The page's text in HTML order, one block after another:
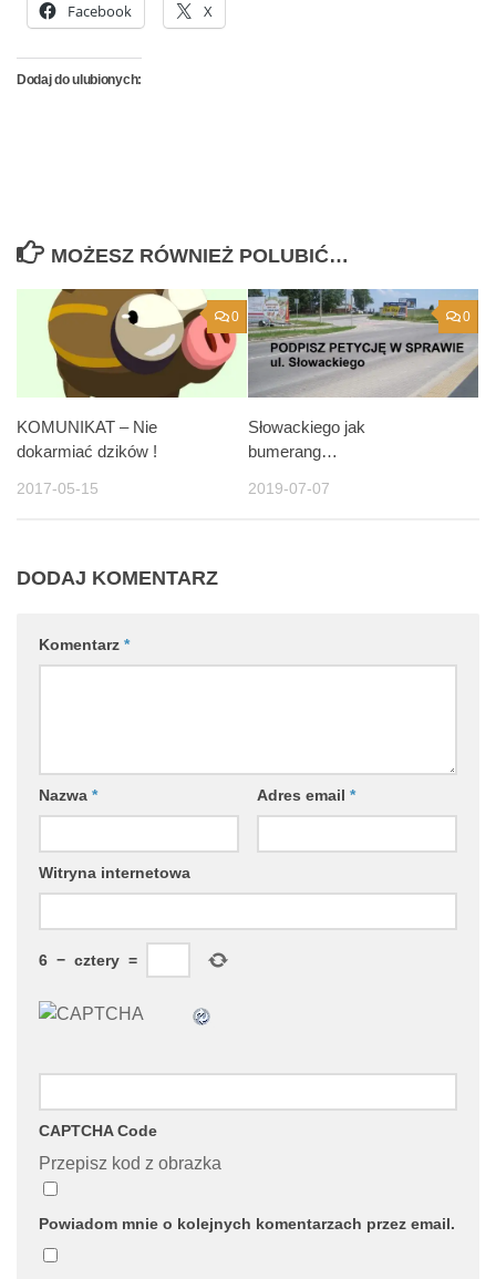
Facebook X
Dodaj do ulubionych:
MOŻESZ RÓWNIEŻ POLUBIĆ…
0
KOMUNIKAT – Nie
dokarmiać dzików !
2017-05-15
0
Słowackiego jak
bumerang…
2019-07-07
DODAJ KOMENTARZ
Komentarz *
Nazwa * Adres email *
Witryna internetowa
6 − cztery =
CAPTCHA Code
Przepisz kod z obrazka
Powiadom mnie o kolejnych komentarzach przez email.